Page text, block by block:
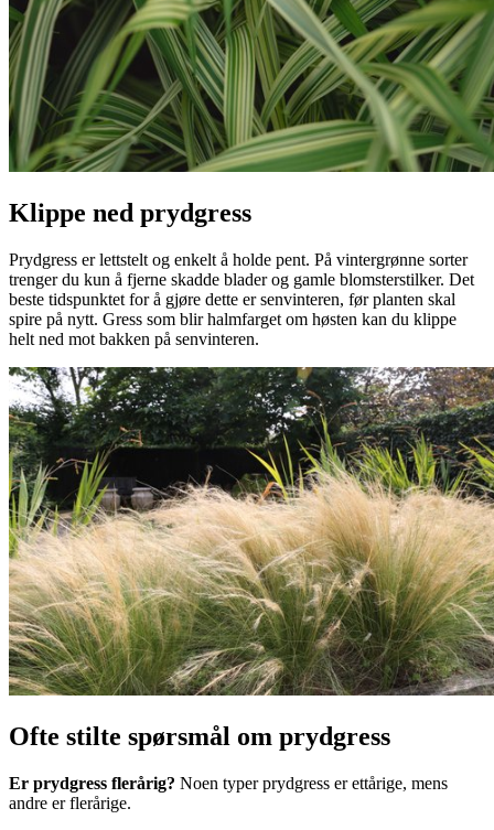
Klippe ned prydgress
Prydgress er lettstelt og enkelt å holde pent. På vintergrønne sorter
trenger du kun å fjerne skadde blader og gamle blomsterstilker. Det
beste tidspunktet for å gjøre dette er senvinteren, før planten skal
spire på nytt. Gress som blir halmfarget om høsten kan du klippe
helt ned mot bakken på senvinteren.
Ofte stilte spørsmål om prydgress
Er prydgress flerårig? Noen typer prydgress er ettårige, mens
andre er flerårige.